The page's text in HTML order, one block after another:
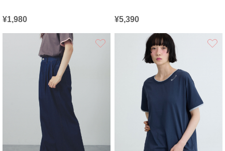
¥1,980 ¥5,390